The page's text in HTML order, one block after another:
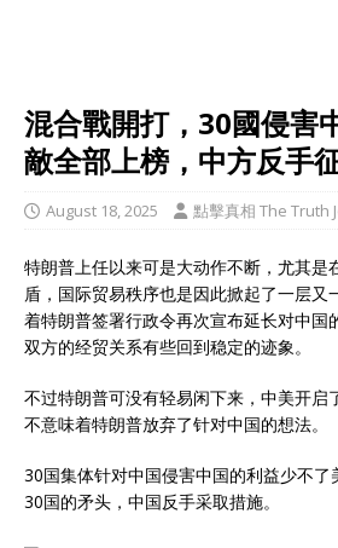
混合戰開打，30國侵害
敵全部上榜，中方反手
August 18, 2025 點擊真相 The Truth
特朗普上任以来可是大动作不断，尤其是
盾，国际贸易秩序也是因此掀起了一层又
着特朗普签署行政令再次宣布延长对中国
双方的经贸关系有些回到稳定的迹象。
不过特朗普可没有轻易闲下来，中美开启
不意味着特朗普放弃了针对中国的想法。
30国集体针对中国侵害中国的利益少不
30国的矛头，中国反手采取措施。